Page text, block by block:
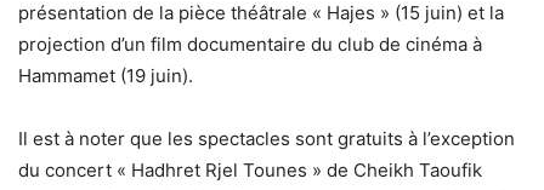
présentation de la pièce théâtrale « Hajes » (15 juin) et la
projection d’un film documentaire du club de cinéma à
Hammamet (19 juin).
Il est à noter que les spectacles sont gratuits à l’exception
du concert « Hadhret Rjel Tounes » de Cheikh Taoufik